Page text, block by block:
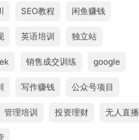
SEO教程 闲鱼赚钱
英语培训 独立站
销售成交训练 google
写作赚钱 公众号项目
管理培训 投资理财 无人直播